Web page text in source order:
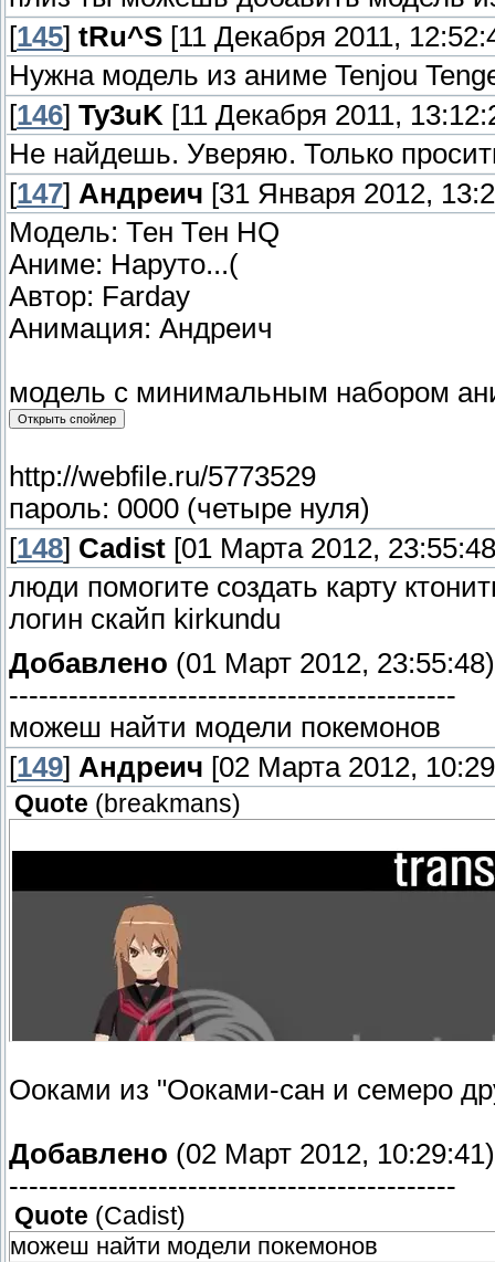
[145] tRu^S [11 Декабря 2011,
Нужна модель из аниме Tenjou
[146] Ty3uK [11 Декабря 2011,
Не найдешь. Уверяю. Только
[147] Андреич [31 Января 2012,
Модель: Тен Тен HQ
Аниме: Наруто...(
Автор: Farday
Анимация: Андреич
модель с минимальным набором
http://webfile.ru/5773529
пароль: 0000 (четыре нуля)
[148] Cadist [01 Марта 2012,
люди помогите создать карту
логин скайп kirkundu
Добавлено (01 Март 2012, 23:55:48)
---------------------------------------------
можеш найти модели покемонов
[149] Андреич [02 Марта 2012,
Quote (breakmans)
Ооками из "Ооками-сан и семеро
Добавлено (02 Март 2012, 10:29:41)
---------------------------------------------
Quote (Cadist)
можеш найти модели покемонов